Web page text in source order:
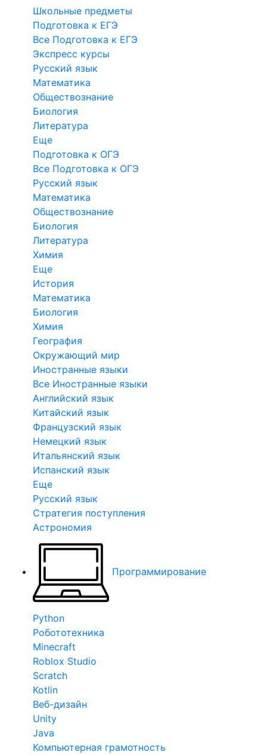
Школьные предметы
Подготовка к ЕГЭ
Все Подготовка к ЕГЭ
Экспресс курсы
Русский язык
Математика
Обществознание
Биология
Литература
Еще
Подготовка к ОГЭ
Все Подготовка к ОГЭ
Русский язык
Математика
Обществознание
Биология
Литература
Химия
Еще
История
Математика
Биология
Химия
География
Окружающий мир
Иностранные языки
Все Иностранные языки
Английский язык
Китайский язык
Французский язык
Немецкий язык
Итальянский язык
Испанский язык
Еще
Русский язык
Стратегия поступления
Астрономия
Программирование
Python
Робототехника
Minecraft
Roblox Studio
Scratch
Kotlin
Веб-дизайн
Unity
Java
Компьютерная грамотность